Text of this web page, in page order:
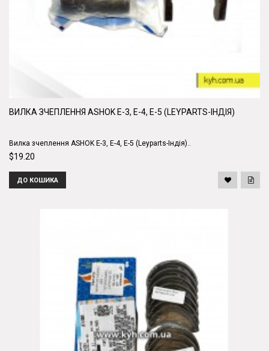
ВИЛКА ЗЧЕПЛЕННЯ ASHOK Е-3, Е-4, Е-5 (LEYPARTS-ІНДІЯ)
Вилка зчеплення ASHOK Е-3, Е-4, Е-5 (Leyparts-Індія)..
$19.20
ДО КОШИКА